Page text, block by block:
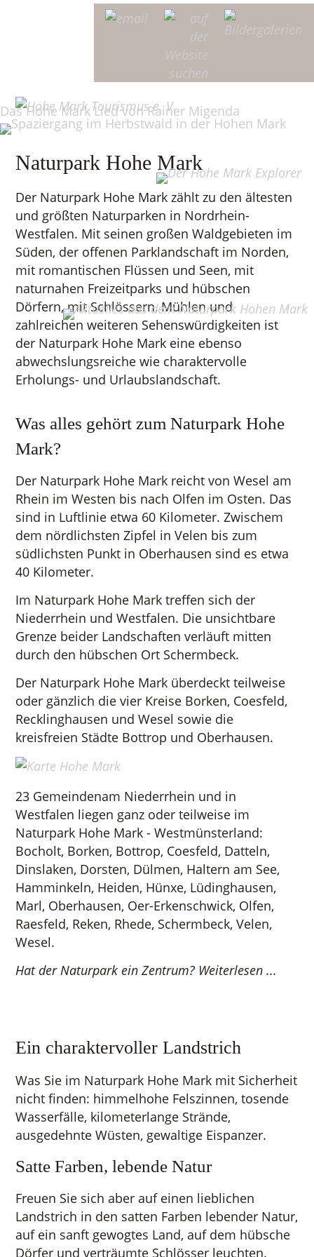
Naturpark Hohe Mark
Der Naturpark Hohe Mark zählt zu den ältesten
und größten Naturparken in Nordrhein-
Westfalen. Mit seinen großen Waldgebieten im
Süden, der offenen Parklandschaft im Norden,
mit romantischen Flüssen und Seen, mit
naturnahen Freizeitparks und hübschen
Dörfern, mit Schlössern, Mühlen und
zahlreichen weiteren Sehenswürdigkeiten ist
der Naturpark Hohe Mark eine ebenso
abwechslungsreiche wie charaktervolle
Erholungs- und Urlaubslandschaft.
Was alles gehört zum Naturpark Hohe
Mark?
Der Naturpark Hohe Mark reicht von Wesel am
Rhein im Westen bis nach Olfen im Osten. Das
sind in Luftlinie etwa 60 Kilometer. Zwischem
dem nördlichsten Zipfel in Velen bis zum
südlichsten Punkt in Oberhausen sind es etwa
40 Kilometer.
Im Naturpark Hohe Mark treffen sich der
Niederrhein und Westfalen. Die unsichtbare
Grenze beider Landschaften verläuft mitten
durch den hübschen Ort Schermbeck.
Der Naturpark Hohe Mark überdeckt teilweise
oder gänzlich die vier Kreise Borken, Coesfeld,
Recklinghausen und Wesel sowie die
kreisfreien Städte Bottrop und Oberhausen.
23 Gemeindenam Niederrhein und in
Westfalen liegen ganz oder teilweise im
Naturpark Hohe Mark - Westmünsterland:
Bocholt, Borken, Bottrop, Coesfeld, Datteln,
Dinslaken, Dorsten, Dülmen, Haltern am See,
Hamminkeln, Heiden, Hünxe, Lüdinghausen,
Marl, Oberhausen, Oer-Erkenschwick, Olfen,
Raesfeld, Reken, Rhede, Schermbeck, Velen,
Wesel.
Hat der Naturpark ein Zentrum? Weiterlesen ...
Ein charaktervoller Landstrich
Was Sie im Naturpark Hohe Mark mit Sicherheit
nicht finden: himmelhohe Felszinnen, tosende
Wasserfälle, kilometerlange Strände,
ausgedehnte Wüsten, gewaltige Eispanzer.
Satte Farben, lebende Natur
Freuen Sie sich aber auf einen lieblichen
Landstrich in den satten Farben lebender Natur,
auf ein sanft gewogtes Land, auf dem hübsche
Dörfer und verträumte Schlösser leuchten.